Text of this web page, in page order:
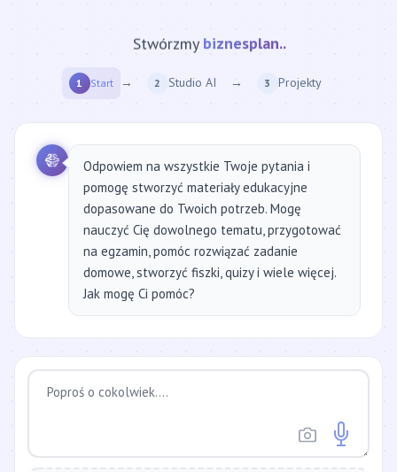
Stwórzmy raport...
1 Start → 2 Studio AI → 3 Projekty
Odpowiem na wszystkie Twoje pytania i
pomogę stworzyć materiały edukacyjne
dopasowane do Twoich potrzeb. Mogę
nauczyć Cię dowolnego tematu, przygotować
na egzamin, pomóc rozwiązać zadanie
domowe, stworzyć fiszki, quizy i wiele więcej.
Jak mogę Ci pomóc?